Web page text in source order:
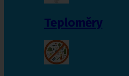
Teploměry